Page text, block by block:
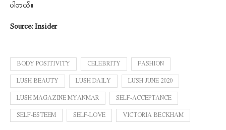
ပါတယ်။
Source: Insider
BODY POSITIVITY CELEBRITY FASHION
LUSH BEAUTY LUSH DAILY LUSH JUNE 2020
LUSH MAGAZINE MYANMAR SELF-ACCEPTANCE
SELF-ESTEEM SELF-LOVE VICTORIA BECKHAM